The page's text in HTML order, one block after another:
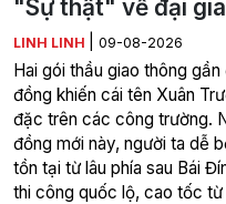
"Sự thật" về đại
LINH LINH 09-08-2026
Hai gói thầu giao thông
đồng khiến cái tên Xuân
đặc trên các công trường.
đồng mới này, người ta dễ
tồn tại từ lâu phía sau Bái
thi công quốc lộ, cao tốc